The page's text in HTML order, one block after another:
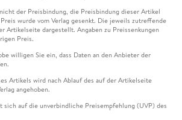
der Preisbindung, die Preisbindung dieser Artikel
wurde vom Verlag gesenkt. Die jeweils zutreffende
Artikelseite dargestellt. Angaben zu Preissenkungen
Preis.
willigen Sie ein, dass Daten an den Anbieter der
Artikels wird nach Ablauf des auf der Artikelseite
angehoben.
sich auf die unverbindliche Preisempfehlung (UVP) des